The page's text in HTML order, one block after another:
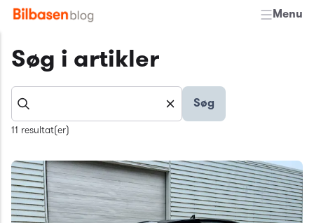
Menu
Søg i artikler
Søg
11 resultat(er)